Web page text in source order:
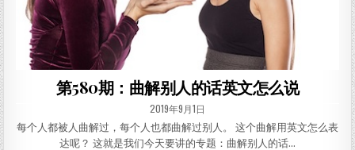
第580期：曲解别人的话英文怎么说
PUBLISHED DATE:
2019年9月1日
每个人都被人曲解过，每个人也都曲解过别人。 这个曲解用英文怎么表
达呢？ 这就是我们今天要讲的专题：曲解别人的话…